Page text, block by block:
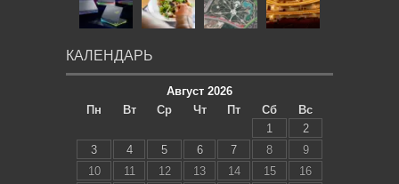
КАЛЕНДАРЬ
Август 2026
Пн
Вт Ср Чт Пт Сб
Вс
1
2
3
4 5 6 7 8
9
10
11 12 13 14 15
16